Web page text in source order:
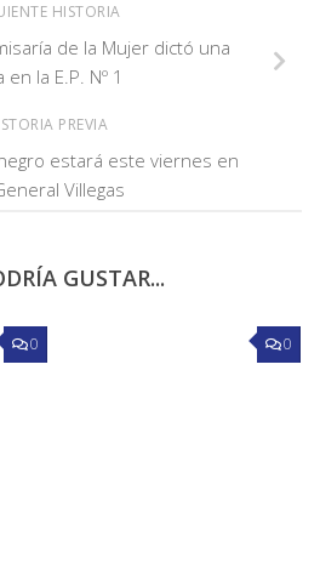
HISTORIA
de la Mujer dictó una
en la E.P. Nº 1
PREVIA
estará este viernes en
Villegas
GUSTAR...
0 0